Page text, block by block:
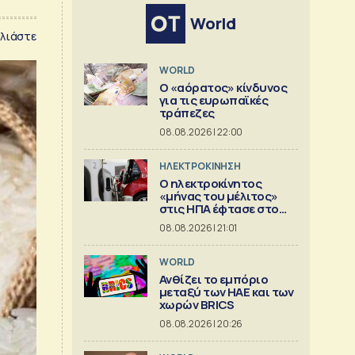
World
WORLD
Ο «αόρατος» κίνδυνος
για τις ευρωπαϊκές
τράπεζες
08.08.2026 | 22:00
ΗΛΕΚΤΡΟΚΙΝΗΣΗ
Ο ηλεκτροκίνητος
«μήνας του μέλιτος»
στις ΗΠΑ έφτασε στο
τέλος του
08.08.2026 | 21:01
WORLD
Ανθίζει το εμπόριο
μεταξύ των ΗΑΕ και των
χωρών BRICS
08.08.2026 | 20:26